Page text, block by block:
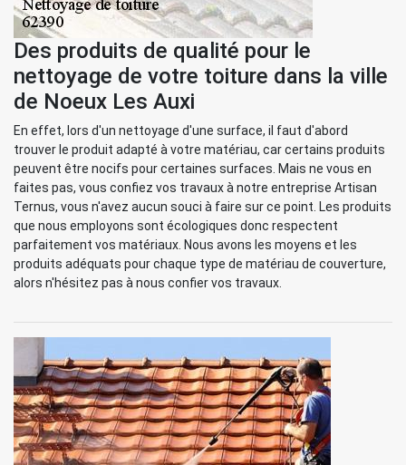
Des produits de qualité pour le
nettoyage de votre toiture dans la ville
de Noeux Les Auxi
En effet, lors d'un nettoyage d'une surface, il faut d'abord
trouver le produit adapté à votre matériau, car certains produits
peuvent être nocifs pour certaines surfaces. Mais ne vous en
faites pas, vous confiez vos travaux à notre entreprise Artisan
Ternus, vous n'avez aucun souci à faire sur ce point. Les produits
que nous employons sont écologiques donc respectent
parfaitement vos matériaux. Nous avons les moyens et les
produits adéquats pour chaque type de matériau de couverture,
alors n'hésitez pas à nous confier vos travaux.